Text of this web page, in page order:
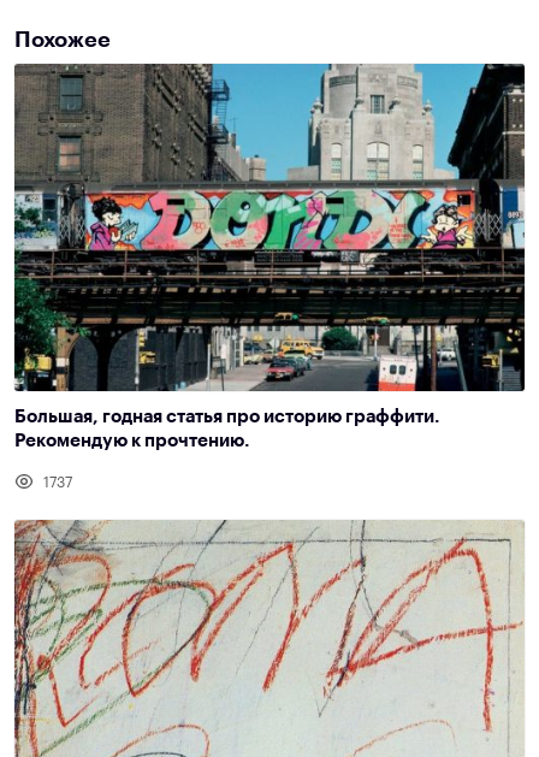
Похожее
Большая, годная статья про историю граффити.
Рекомендую к прочтению.
1737